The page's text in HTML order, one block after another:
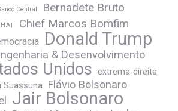
Central Bernadete Bruto
Chief Marcos Bomfim
Donald Trump
& Desenvolvimento
Unidos extrema-direita
Suassuna Flávio Bolsonaro
Jair Bolsonaro